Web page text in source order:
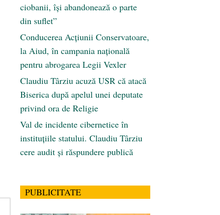
ciobanii, își abandonează o parte
din suflet”
Conducerea Acțiunii Conservatoare,
la Aiud, în campania națională
pentru abrogarea Legii Vexler
Claudiu Târziu acuză USR că atacă
Biserica după apelul unei deputate
privind ora de Religie
Val de incidente cibernetice în
instituțiile statului. Claudiu Târziu
cere audit și răspundere publică
PUBLICITATE